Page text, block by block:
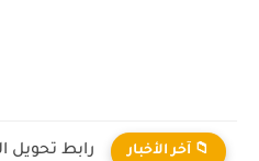
📁 آخر الأخبار